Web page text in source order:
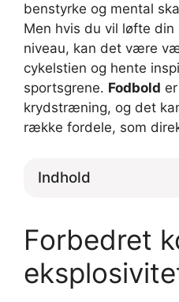
benstyrke og mental
Men hvis du vil løfte
niveau, kan det være
cykelstien og hente
sportsgrene. Fodbold
krydstræning, og det
række fordele, som
Indhold
Forbedret